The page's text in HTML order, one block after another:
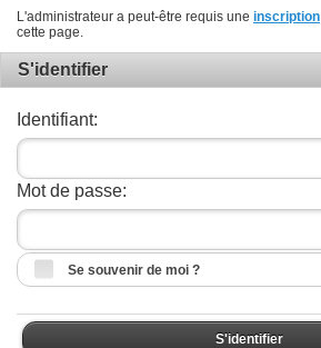
L'administrateur a peut-être requis une inscription
cette page.
S'identifier
Identifiant:
Mot de passe:
Se souvenir de moi ?
S'identifier